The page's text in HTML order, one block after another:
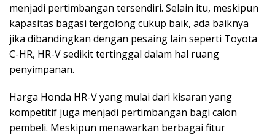
menjadi pertimbangan tersendiri. Selain itu, meskipun
kapasitas bagasi tergolong cukup baik, ada baiknya
jika dibandingkan dengan pesaing lain seperti Toyota
C-HR, HR-V sedikit tertinggal dalam hal ruang
penyimpanan.
Harga Honda HR-V yang mulai dari kisaran yang
kompetitif juga menjadi pertimbangan bagi calon
pembeli. Meskipun menawarkan berbagai fitur